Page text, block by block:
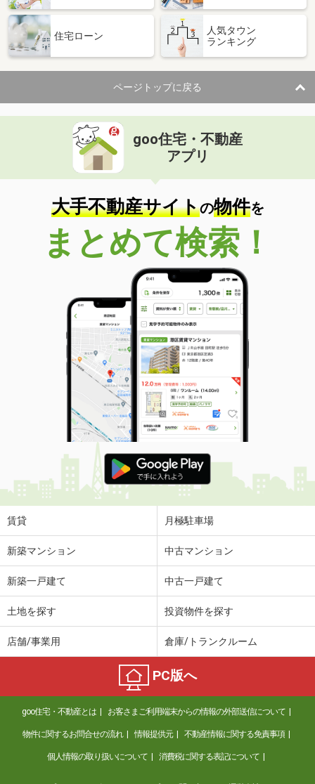
住宅ローン
人気タウン
ランキング
ページトップに戻る
goo住宅・不動産
アプリ
大手不動産サイトの物件を
まとめて検索！
賃貸 月極駐車場
新築マンション 中古マンション
新築一戸建て 中古一戸建て
土地を探す 投資物件を探す
店舗/事業用 倉庫/トランクルーム
PC版へ
goo住宅・不動産とは お客さまご利用端末からの情報の外部送信について
物件に関するお問合せの流れ 情報提供元 不動産情報に関する免責事項
個人情報の取り扱いについて 消費税に関する表記について